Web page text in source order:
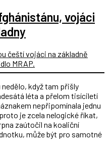
vojáci
když tam přišly
léta a přelom tisíciletí
nepřipomínala jednu
je zcela nelogické říkat,
zaútočil na koaliční
může být pro samotné